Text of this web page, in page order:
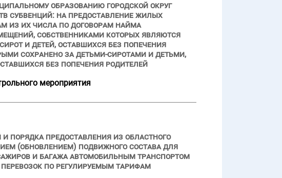
образованию городской округ
субвенций: на предоставление жилых
из их числа по договорам найма
собственниками которых являются
и детей, оставшихся без попечения
сохранено за детьми-сиротами и детьми,
без попечения родителей
мероприятия
порядка предоставления из областного
(обновлением) подвижного состава для
и багажа автомобильным транспортом
по регулируемым тарифам